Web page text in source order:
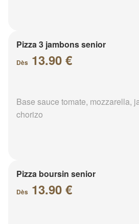
Pizza 3 jambons senior
Dès 13.90 €
Base sauce tomate, mozzarella,
chorizo
Pizza boursin senior
Dès 13.90 €